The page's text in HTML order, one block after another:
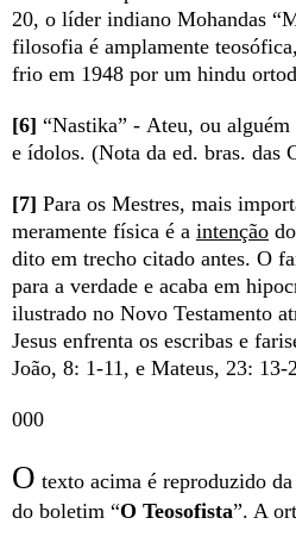
20, o líder indiano Mohandas
filosofia é amplamente
frio em 1948 por um hindu
[6] “Nastika” - Ateu, ou alguém
e ídolos. (Nota da ed. bras. das
[7] Para os Mestres, mais
meramente física é a intenção
dito em trecho citado antes. O
para a verdade e acaba em
ilustrado no Novo Testamento
Jesus enfrenta os escribas e
João, 8: 1-11, e Mateus, 23:
000
O texto acima é reproduzido
do boletim “O Teosofista”. A